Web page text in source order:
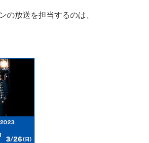
の放送を担当するのは、